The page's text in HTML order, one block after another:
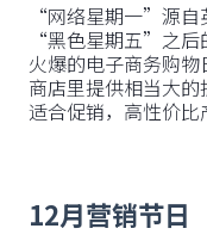
“网络星期一”源
“黑色星期五”之后
火爆的电子商务购
商店里提供相当大
适合促销，高性价比
12月营销节日